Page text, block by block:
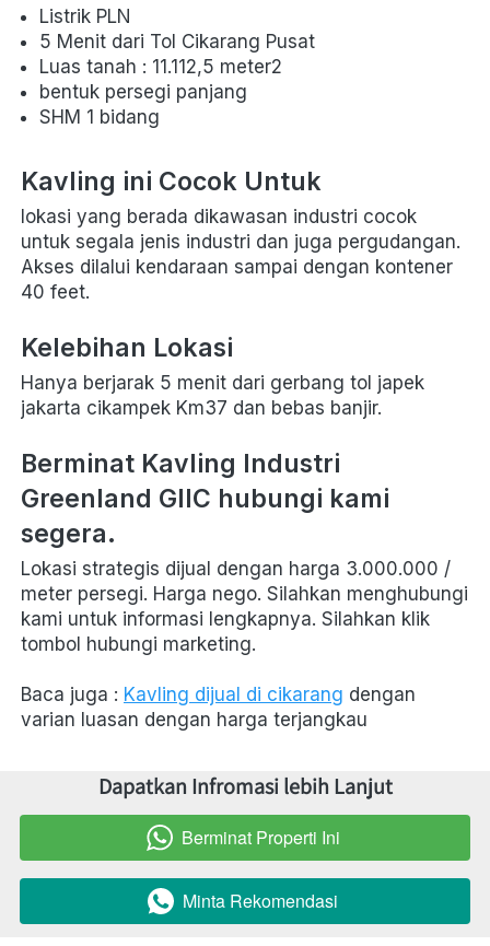
Listrik PLN
5 Menit dari Tol Cikarang Pusat
Luas tanah : 11.112,5 meter2
bentuk persegi panjang
SHM 1 bidang
Kavling ini Cocok Untuk
lokasi yang berada dikawasan industri cocok
untuk segala jenis industri dan juga pergudangan.
Akses dilalui kendaraan sampai dengan kontener
40 feet.
Kelebihan Lokasi
Hanya berjarak 5 menit dari gerbang tol japek
jakarta cikampek Km37 dan bebas banjir.
Berminat Kavling Industri
Greenland GIIC hubungi kami
segera.
Lokasi strategis dijual dengan harga 3.000.000 /
meter persegi. Harga nego. Silahkan menghubungi
kami untuk informasi lengkapnya. Silahkan klik
tombol hubungi marketing.
Baca juga : Kavling dijual di cikarang dengan
varian luasan dengan harga terjangkau
Dapatkan Infromasi lebih Lanjut
` Berminat Properti Ini
` Minta Rekomendasi